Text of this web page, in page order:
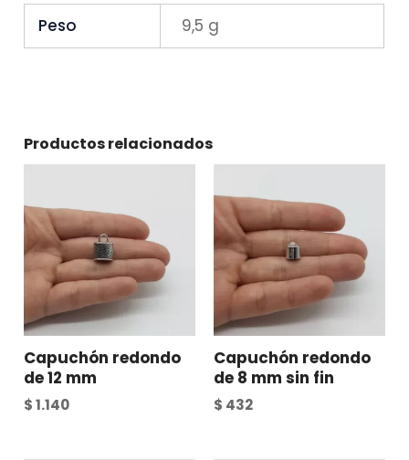
Peso 9,5 g
Productos relacionados
Capuchón redondo
de 12 mm
$1.140
Capuchón redondo
de 8 mm sin fin
$ 432